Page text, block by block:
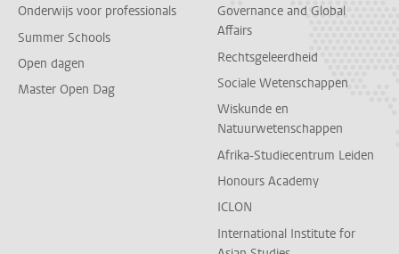
Onderwijs voor professionals
Summer Schools
Open dagen
Master Open Dag
Governance and Global
Affairs
Rechtsgeleerdheid
Sociale Wetenschappen
Wiskunde en
Natuurwetenschappen
Afrika-Studiecentrum Leiden
Honours Academy
ICLON
International Institute for